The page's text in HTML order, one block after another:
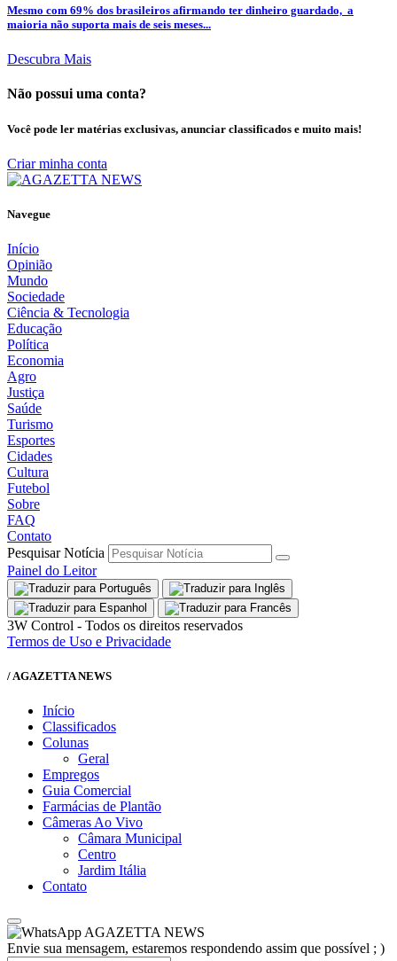
Mesmo com 69% dos brasileiros afirmando ter dinheiro guardado, a
maioria não suporta mais de seis meses...
Descubra Mais
Não possui uma conta?
Você pode ler matérias exclusivas, anunciar classificados e muito mais!
Criar minha conta
Navegue
Início
Opinião
Mundo
Sociedade
Ciência & Tecnologia
Educação
Política
Economia
Agro
Justiça
Saúde
Turismo
Esportes
Cidades
Cultura
Futebol
Sobre
FAQ
Contato
Pesquisar Notícia
Painel do Leitor
3W Control - Todos os direitos reservados
Termos de Uso e Privacidade
/ AGAZETTA NEWS
Início
Classificados
Colunas
Geral
Empregos
Guia Comercial
Farmácias de Plantão
Câmeras Ao Vivo
Câmara Municipal
Centro
Jardim Itália
Contato
AGAZETTA NEWS
Envie sua mensagem, estaremos respondendo assim que possível ; )